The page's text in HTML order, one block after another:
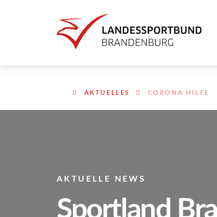
AKTUELLES CORONA HILFE
AKTUELLE NEWS
Sportland